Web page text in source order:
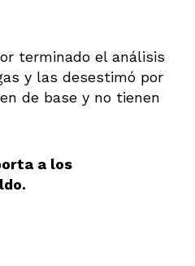
terminado el análisis
y las desestimó por
de base y no tienen
a los